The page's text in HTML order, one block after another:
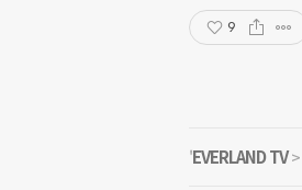
9
'EVERLAND TV>